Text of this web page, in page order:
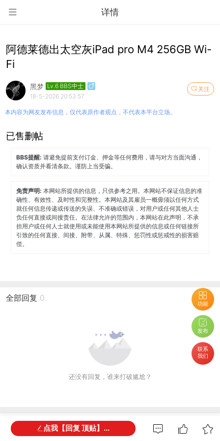
详情
功能
发布
联系
我们
阿德莱德出太空灰iPad pro M4 256GB Wi-
Fi
关注
黑梦 Lv.6 BBS中士
18-5-2026 20:53:57
本内容为网友发布信息，仅代表原作者观点，不代表本平台立场。
已售删帖
BBS提醒:请避免提前支付订金、押金等任何费用，请与对方当面沟通，
确认资质并看清条款。谨防上当受骗。
免责声明:本网站所提供的信息，只供参考之用。本网站不保证信息的准
确性、有效性、及时性和完整性。本网站及其雇员一概毋须以任何方式
就任何信息传递或传送的失误、不准确或错误，对用户或任何其他人士
负任何直接或间接责任。在法律允许的范围内，本网站在此声明，不承
担用户或任何人士就使用或未能使用本网站所提供的信息或任何链接所
引致的任何直接、间接、附带、从属、特殊、惩罚性或惩戒性的损害赔
偿。
全部回复 0
还没有回复，谁来打破尴尬？
网友都在看 点我【回复 顶贴】...